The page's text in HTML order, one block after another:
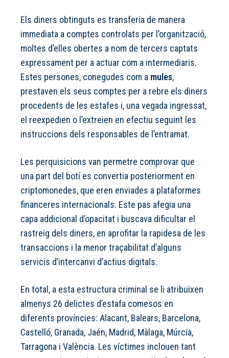
Els diners obtinguts es transferia de manera
immediata a comptes controlats per l’organització,
moltes d’elles obertes a nom de tercers captats
expressament per a actuar com a intermediaris.
Estes persones, conegudes com a mules,
prestaven els seus comptes per a rebre els diners
procedents de les estafes i, una vegada ingressat,
el reexpedien o l’extreien en efectiu seguint les
instruccions dels responsables de l’entramat.
Les perquisicions van permetre comprovar que
una part del botí es convertia posteriorment en
criptomonedes, que eren enviades a plataformes
financeres internacionals. Este pas afegia una
capa addicional d’opacitat i buscava dificultar el
rastreig dels diners, en aprofitar la rapidesa de les
transaccions i la menor traçabilitat d’alguns
servicis d’intercanvi d’actius digitals.
En total, a esta estructura criminal se li atribuïxen
almenys 26 delictes d’estafa comesos en
diferents províncies: Alacant, Balears, Barcelona,
Castelló, Granada, Jaén, Madrid, Màlaga, Múrcia,
Tarragona i València. Les víctimes inclouen tant